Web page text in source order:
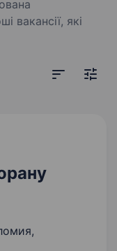
вакансії, які